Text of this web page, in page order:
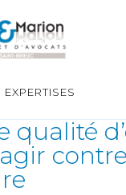
EXPERTISES
qualité